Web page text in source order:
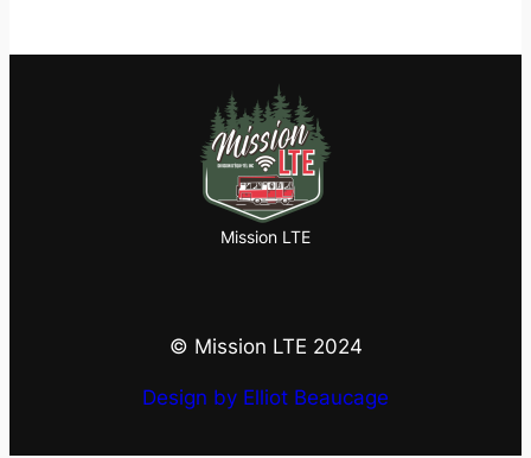
Mission LTE
© Mission LTE 2024
Design by Elliot Beaucage